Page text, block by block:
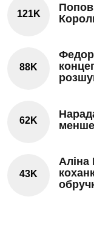
121K
88K
62K
менше
43K
Аліна